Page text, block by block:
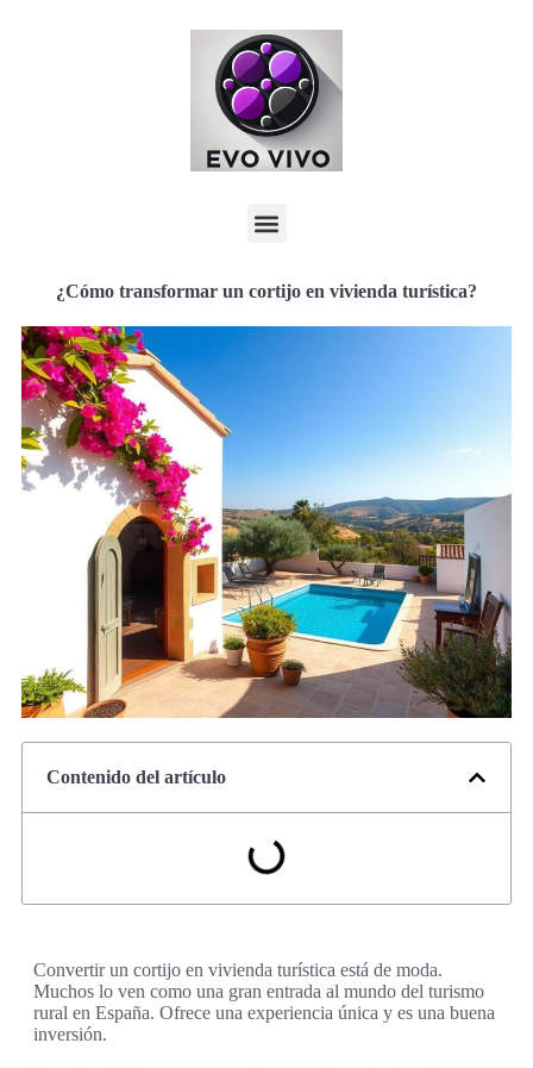
¿Cómo transformar un cortijo en vivienda turística?
Contenido del artículo
Convertir un cortijo en vivienda turística está de moda.
Muchos lo ven como una gran entrada al mundo del turismo
rural en España. Ofrece una experiencia única y es una buena
inversión.